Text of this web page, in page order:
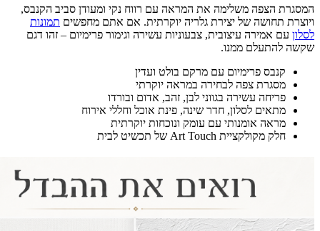
המסגרת הצפה משלימה את המראה עם רווח נקי ומעודן סביב הקנבס,
ויוצרת תחושה של יצירת גלריה יוקרתית. אם אתם מחפשים תמונות
לסלון עם אמירה עיצובית, צבעוניות עשירה וגימור פרימיום – זהו דגם
שקשה להתעלם ממנו.
קנבס פרימיום עם מרקם בולט ועדין
מסגרת צפה לבחירה במראה יוקרתי
פריחה עשירה בגווני לבן, זהב, אדום ובורדו
מתאים לסלון, חדר שינה, פינת אוכל וחללי אירוח
מראה אומנותי עם עומק ונוכחות יוקרתית
חלק מקולקציית Art Touch של תכשיט לבית